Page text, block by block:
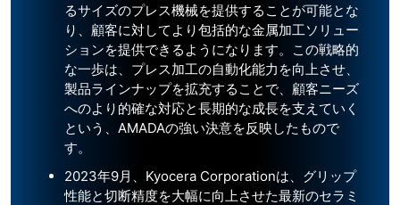
るサイズのプレス機械を提供することが可能とな
り、顧客に対してより包括的な金属加工ソリュー
ションを提供できるようになります。この戦略的
な一歩は、プレス加工の自動化能力を向上させ、
製品ラインナップを拡充することで、顧客ニーズ
へのより的確な対応と長期的な成長を支えていく
という、AMADAの強い決意を反映したもので
す。
2023年9月、Kyocera Corporationは、グリップ
性能と切断精度を大幅に向上させた最新のセラミ